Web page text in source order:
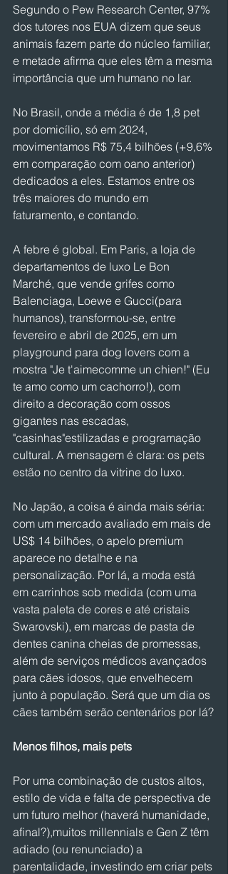
Segundo o Pew Research Center, 97%
dos tutores nos EUA dizem que seus
animais fazem parte do núcleo familiar,
e metade afirma que eles têm a mesma
importância que um humano no lar.
No Brasil, onde a média é de 1,8 pet
por domicílio, só em 2024,
movimentamos R$ 75,4 bilhões (+9,6%
em comparação com oano anterior)
dedicados a eles. Estamos entre os
três maiores do mundo em
faturamento, e contando.
A febre é global. Em Paris, a loja de
departamentos de luxo Le Bon
Marché, que vende grifes como
Balenciaga, Loewe e Gucci(para
humanos), transformou-se, entre
fevereiro e abril de 2025, em um
playground para dog lovers com a
mostra "Je t'aimecomme un chien!" (Eu
te amo como um cachorro!), com
direito a decoração com ossos
gigantes nas escadas,
"casinhas"estilizadas e programação
cultural. A mensagem é clara: os pets
estão no centro da vitrine do luxo.
No Japão, a coisa é ainda mais séria:
com um mercado avaliado em mais de
US$ 14 bilhões, o apelo premium
aparece no detalhe e na
personalização. Por lá, a moda está
em carrinhos sob medida (com uma
vasta paleta de cores e até cristais
Swarovski), em marcas de pasta de
dentes canina cheias de promessas,
além de serviços médicos avançados
para cães idosos, que envelhecem
junto à população. Será que um dia os
cães também serão centenários por lá?
Menos filhos, mais pets
Por uma combinação de custos altos,
estilo de vida e falta de perspectiva de
um futuro melhor (haverá humanidade,
afinal?),muitos millennials e Gen Z têm
adiado (ou renunciado) a
parentalidade, investindo em criar pets